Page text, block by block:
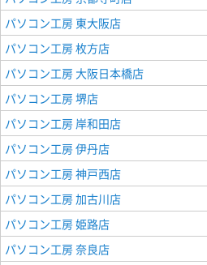
パソコン工房 東大阪店
パソコン工房 枚方店
パソコン工房 大阪日本橋店
パソコン工房 堺店
パソコン工房 岸和田店
パソコン工房 伊丹店
パソコン工房 神戸西店
パソコン工房 加古川店
パソコン工房 姫路店
パソコン工房 奈良店